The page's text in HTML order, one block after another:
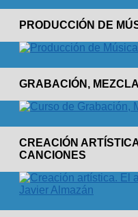
PRODUCCIÓN DE
GRABACIÓN,
CREACIÓN
CANCIONES